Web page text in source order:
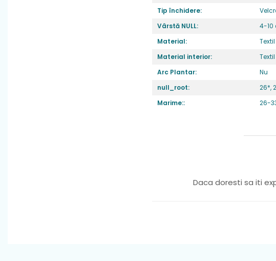
Tip închidere:
Vârstă NULL:
4-10
Material:
Textil
Material interior:
Textil
Arc Plantar:
Nu
null_root:
26*,
Marime::
26-
Daca doresti sa iti